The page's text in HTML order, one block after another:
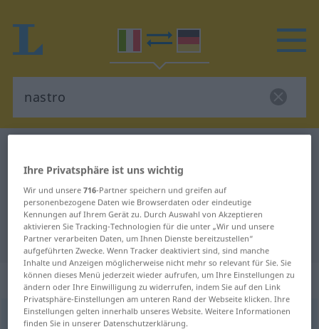
Italienisch-Deutsch Übersetzung
für "nastro"
"nastro" Deutsch Übersetzung
„nastro“: maschile
nastro [ˈnastro]m
Ihre Privatsphäre ist uns wichtig
Wir und unsere716-Partner speichern und greifen auf
personenbezogene Daten wie Browserdaten oder eindeutige
Kennungen auf Ihrem Gerät zu. Durch Auswahl von Akzeptieren
aktivieren Sie Tracking-Technologien für die unter „Wir und unsere
Partner verarbeiten Daten, um Ihnen Dienste bereitzustellen“
aufgeführten Zwecke. Wenn Tracker deaktiviert sind, sind manche
Inhalte und Anzeigen möglicherweise nicht mehr so relevant für Sie. Sie
können dieses Menü jederzeit wieder aufrufen, um Ihre Einstellungen zu
ändern oder Ihre Einwilligung zu widerrufen, indem Sie auf den Link
Privatsphäre-Einstellungen am unteren Rand der Webseite klicken. Ihre
Einstellungen gelten innerhalb unseres Website. Weitere Informationen
finden Sie in unserer Datenschutzerklärung.